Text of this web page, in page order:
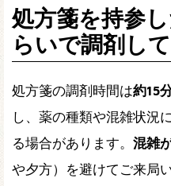
処方箋を持参
らいで調剤し
処方箋の調剤時間は約15
し、薬の種類や混雑状況
る場合があります。 混雑
や夕方）を避けてご来局